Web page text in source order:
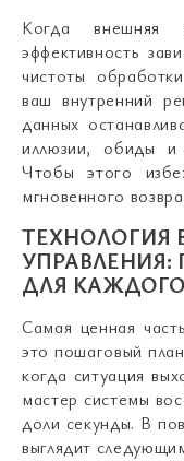
Когда внешняя
эффективность
чистоты
ваш внутренний
данных
иллюзии, обиды и
Чтобы этого
мгновенного
ТЕХНОЛОГИЯ
ДЛЯ
Самая ценная
это пошаговый
когда ситуация
мастер системы
доли секунды. В
выглядит